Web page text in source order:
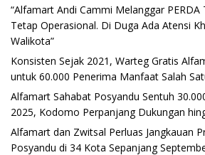
“Alfamart Andi Cammi Melanggar
Tetap Operasional. Di Duga Ada Atensi
Walikota”
Konsisten Sejak 2021, Warteg Gratis
untuk 60.000 Penerima Manfaat Salah
Alfamart Sahabat Posyandu Sentuh
2025, Kodomo Perpanjang Dukungan
Alfamart dan Zwitsal Perluas Jangkauan
Posyandu di 34 Kota Sepanjang